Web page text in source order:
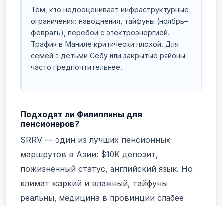
Тем, кто недооценивает инфраструктурные
ограничения: наводнения, тайфуны (ноябрь–
февраль), перебои с электроэнергией.
Трафик в Маниле критически плохой. Для
семей с детьми Себу или закрытые районы
часто предпочтительнее.
Подходят ли Филиппины для
пенсионеров?
SRRV — один из лучших пенсионных
маршрутов в Азии: $10K депозит,
пожизненный статус, английский язык. Но
климат жаркий и влажный, тайфуны
реальны, медицина в провинции слабее